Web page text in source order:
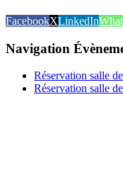
FacebookXLinkedIn
Navigation
Réservation salle
Réservation salle